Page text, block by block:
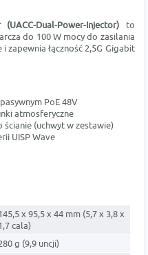
Dual-Power-Injector) to
do 100 W mocy do zasilania
zapewnia łączność 2,5G Gigabit
PoE 48V
atmosferyczne
ścianie (uchwyt w zestawie)
UISP Wave
x 95,5 x 44 mm (5,7 x 3,8 x
cala)
g (9,9 uncji)